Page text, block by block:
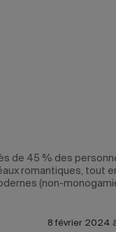
de 45 % des
romantiques, tout
(non-
8 février 2024